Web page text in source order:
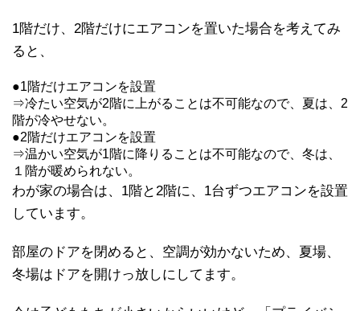
1階だけ、2階だけにエアコンを置いた場合を考えてみ
ると、
●1階だけエアコンを設置
⇒冷たい空気が2階に上がることは不可能なので、夏は、2
階が冷やせない。
●2階だけエアコンを設置
⇒温かい空気が1階に降りることは不可能なので、冬は、
１階が暖められない。
わが家の場合は、1階と2階に、1台ずつエアコンを設置
しています。
部屋のドアを閉めると、空調が効かないため、夏場、
冬場はドアを開けっ放しにしてます。